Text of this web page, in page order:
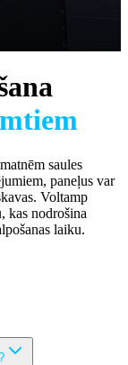
saules
paneļus var
Voltamp
kas nodrošina
laiku.